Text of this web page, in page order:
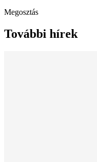
Megosztás
További hírek